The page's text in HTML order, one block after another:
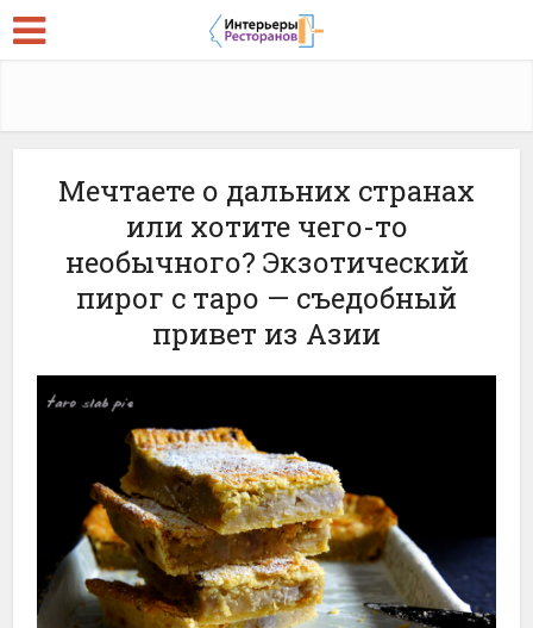
Мечтаете о дальних странах
или хотите чего-то
необычного? Экзотический
пирог с таро — съедобный
привет из Азии